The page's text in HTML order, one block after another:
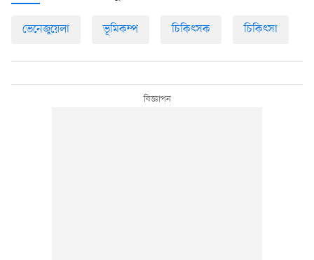
ভেনেজুয়েলা ভূমিকম্প চিকিৎসক চিকিৎসা